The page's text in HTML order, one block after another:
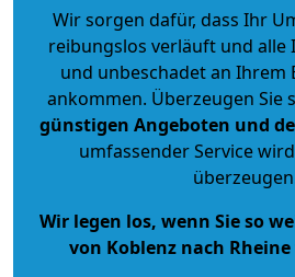
Wir sorgen dafür, dass Ihr
reibungslos verläuft und alle
und unbeschadet an
ankommen. Überzeugen Sie
günstigen Angeboten und
umfassender Service
Wir legen los, wenn Sie so
von Koblenz nach